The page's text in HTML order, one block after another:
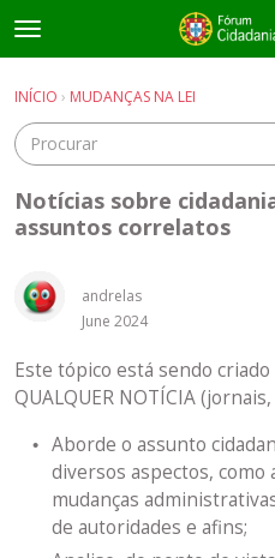
t
o
g
e
m
e
n
Entrar
Guias e Informações Úteis
Entrar · Registrar-se
INÍCIO › MUDANÇAS NA LEI
Notícias sobre
assuntos correlatos
andrelas
June 2024
Este tópico está sendo
QUALQUER NOTÍCIA
Aborde o assunto
diversos aspectos, como
mudanças
de autoridades e afins;